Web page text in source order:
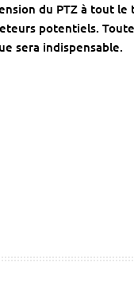
du PTZ à tout
potentiels.
sera indispensable.